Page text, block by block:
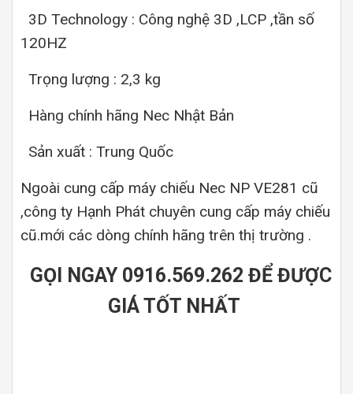
3D Technology : Công nghệ 3D ,LCP ,tần số
120HZ
Trọng lượng : 2,3 kg
Hàng chính hãng Nec Nhật Bản
Sản xuất : Trung Quốc
Ngoài cung cấp máy chiếu Nec NP VE281 cũ
,công ty Hạnh Phát chuyên cung cấp máy chiếu
cũ.mới các dòng chính hãng trên thị trường .
GỌI NGAY 0916.569.262 ĐỂ ĐƯỢC
GIÁ TỐT NHẤT